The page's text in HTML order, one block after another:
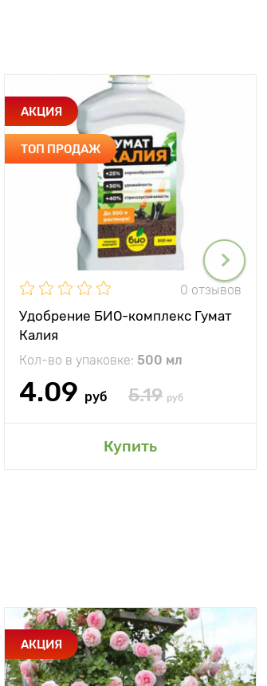
АКЦИЯ
ТОП ПРОДАЖ
0 отзывов
Удобрение БИО-комплекс Гумат
Калия
Кол-во в упаковке: 500 мл
4.09 руб 5.19 руб
Купить
АКЦИЯ